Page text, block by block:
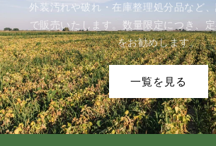
外装汚れや破れ・在庫整理処分品など
で販売いたします。数量限定につき、
をお勧めします。
一覧を見る